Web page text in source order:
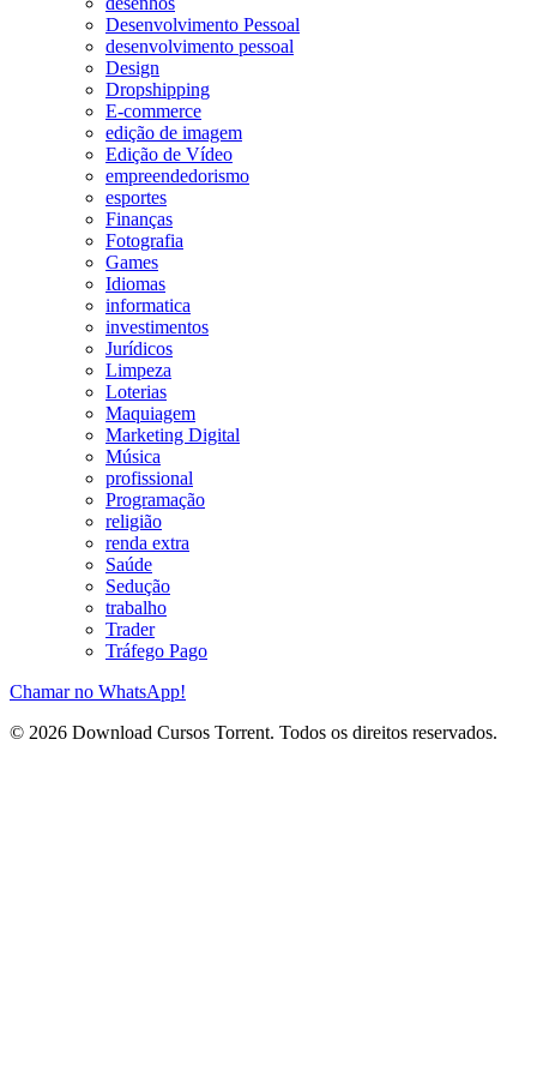
Desenvolvimento Pessoal
desenvolvimento pessoal
Design
Dropshipping
E-commerce
edição de imagem
Edição de Vídeo
empreendedorismo
esportes
Finanças
Fotografia
Games
Idiomas
informatica
investimentos
Jurídicos
Limpeza
Loterias
Maquiagem
Marketing Digital
Música
profissional
Programação
religião
renda extra
Saúde
Sedução
trabalho
Trader
Tráfego Pago
Chamar no WhatsApp!
© 2026 Download Cursos Torrent. Todos os direitos reservados.